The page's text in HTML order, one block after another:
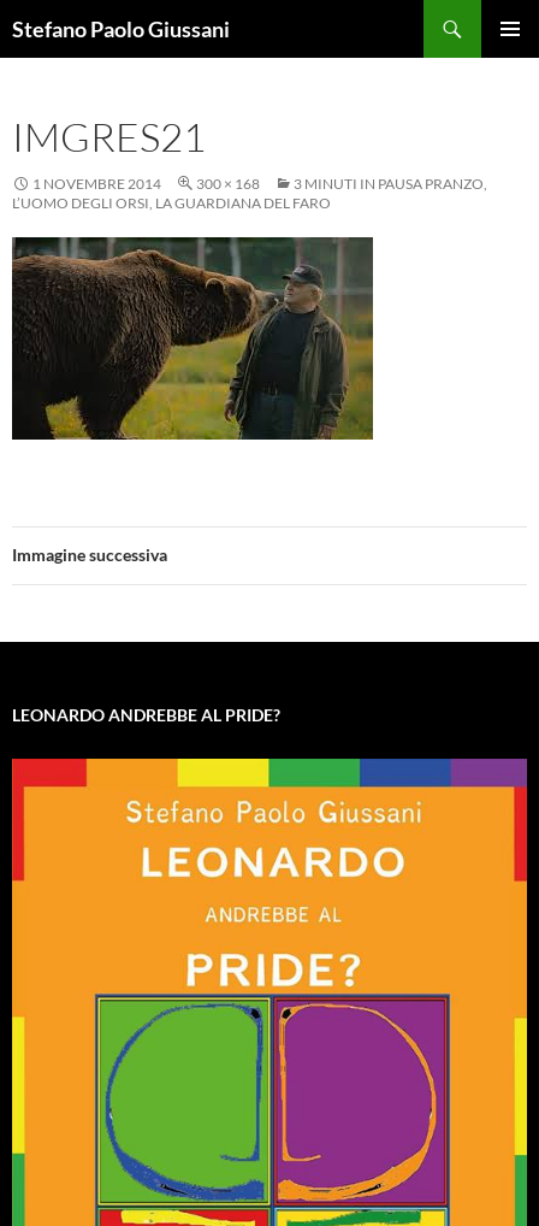
alStefano Paolo Giussani
IMGRES21
1 NOVEMBRE 2014 300 × 168
3 MINUTI IN PAUSA PRANZO,
L’UOMO DEGLI ORSI, LA GUARDIANA DEL FARO
Immagine successiva
LEONARDO ANDREBBE AL PRIDE?